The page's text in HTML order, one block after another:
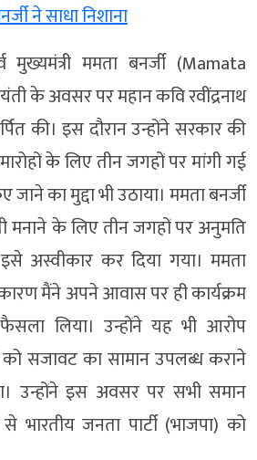
ने साधा निशाना
मुख्यमंत्री ममता बनर्जी (Mamata
के अवसर पर महान कवि रवींद्रनाथ
की। इस दौरान उन्होंने सरकार की
के लिए तीन जगहों पर मांगी गई
का मुद्दा भी उठाया। ममता बनर्जी
मनाने के लिए तीन जगहों पर अनुमति
अस्वीकार कर दिया गया। ममता
मैंने अपने आवास पर ही कार्यक्रम
लिया। उन्होंने यह भी आरोप
सजावट का सामान उपलब्ध कराने
उन्होंने इस अवसर पर सभी समान
भारतीय जनता पार्टी (भाजपा) को